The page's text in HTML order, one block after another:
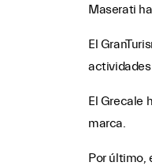
Maserati
El
El Grecale
marca.
Por último,